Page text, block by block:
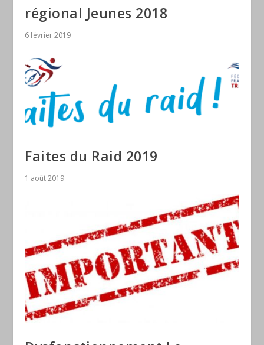
régional Jeunes 2018
6 février 2019
Faites du Raid 2019
1 août 2019